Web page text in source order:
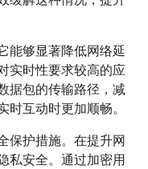
能够显著降低网络延
实时性要求较高的应
据包的传输路径，减
互动时更加顺畅。
保护措施。在提升网
私安全。通过加密用